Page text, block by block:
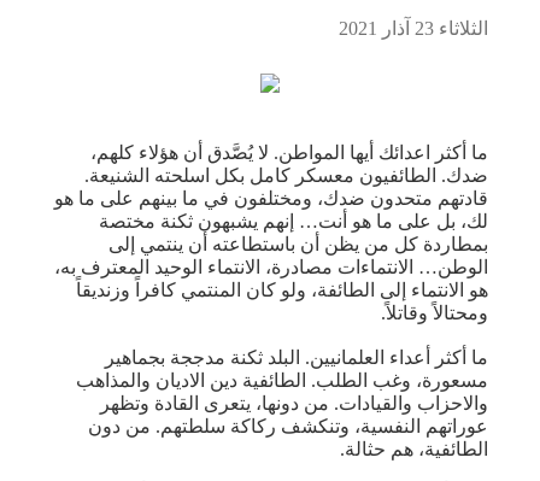
الثلاثاء 23 آذار 2021
ما أكثر اعدائك أيها المواطن. لا يُصَّدق أن هؤلاء كلهم،
ضدك. الطائفيون معسكر كامل بكل اسلحته الشنيعة.
قادتهم متحدون ضدك، ومختلفون في ما بينهم على ما هو
لك، بل على ما هو أنت… إنهم يشبهون ثكنة مختصة
بمطاردة كل من يظن أن باستطاعته أن ينتمي إلى
الوطن… الانتماءات مصادرة، الانتماء الوحيد المعترف به،
هو الانتماء إلى الطائفة، ولو كان المنتمي كافراً وزنديقاً
ومحتالاً وقاتلاً.
ما أكثر أعداء العلمانيين. البلد ثكنة مدججة بجماهير
مسعورة، وغب الطلب. الطائفية دين الاديان والمذاهب
والاحزاب والقيادات. من دونها، يتعرى القادة وتظهر
عوراتهم النفسية، وتنكشف ركاكة سلطتهم. من دون
الطائفية، هم حثالة.